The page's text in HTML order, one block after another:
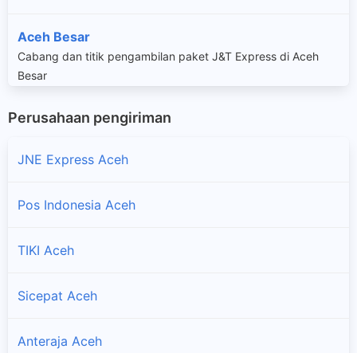
Aceh Besar
Cabang dan titik pengambilan paket J&T Express di Aceh
Besar
Aceh Jaya
Jaya
Aceh Selatan
Selatan
Aceh Singkil
Cabang dan titik pengambilan paket J&T Express di Aceh
Perusahaan pengiriman
JNE Express Aceh
Pos Indonesia Aceh
TIKI Aceh
Sicepat Aceh
Anteraja Aceh